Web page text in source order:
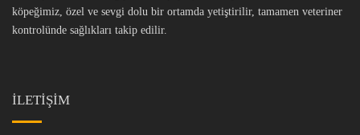
köpeğimiz, özel ve sevgi dolu bir ortamda yetiştirilir, tamamen veteriner
kontrolünde sağlıkları takip edilir.
İLETİŞİM